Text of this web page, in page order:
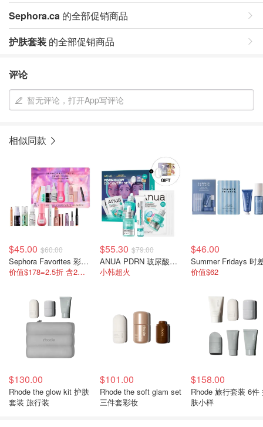
Sephora.ca 的全部促销商品
护肤套装 的全部促销商品
评论
暂无评论，打开App写评论
相似同款
$45.00 $60.00
Sephora Favorites 彩妆护肤9件套
价值$178=2.5折 含2个正装
$55.30 $79.00
ANUA PDRN 玻尿酸精华30ml+面霜60ml+面膜x3片
小韩超火
$46.00
价值$62
$130.00
Rhode the glow kit 护肤
套装 旅行装
$101.00
Rhode the soft glam set
三件套彩妆
$158.00
Rhode 旅行套装 6件
肤小样